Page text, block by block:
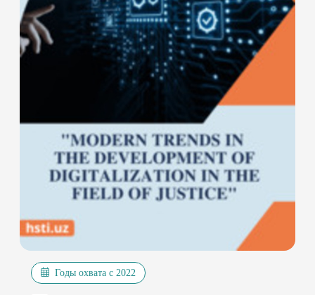
Годы охвата с 2022